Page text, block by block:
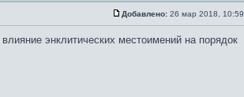
Добавлено: 26 мар 2018, 10:59
энклитических местоимений на порядок